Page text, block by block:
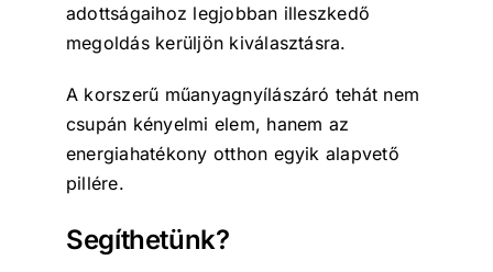
adottságaihoz legjobban illeszkedő
megoldás kerüljön kiválasztásra.
A korszerű műanyagnyílászáró tehát nem
csupán kényelmi elem, hanem az
energiahatékony otthon egyik alapvető
pillére.
Segíthetünk?